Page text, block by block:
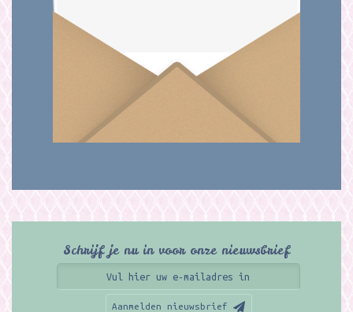
Schrijf je nu in voor onze nieuwsbrief
Aanmelden nieuwsbrief